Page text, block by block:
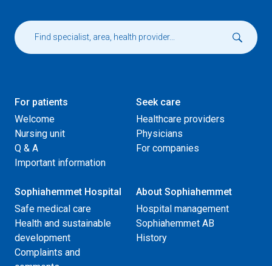
For patients
Welcome
Nursing unit
Q & A
Important information
Seek care
Healthcare providers
Physicians
For companies
Sophiahemmet Hospital
Safe medical care
Health and sustainable
development
Complaints and
About Sophiahemmet
Hospital management
Sophiahemmet AB
History